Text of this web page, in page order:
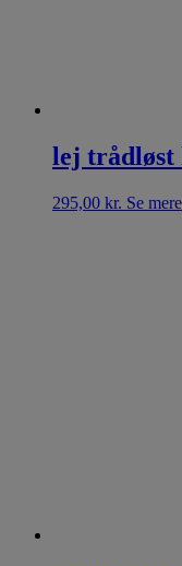
lej trådløst
295,00 kr. Se mere